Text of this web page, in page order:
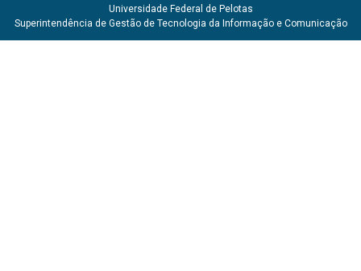
Universidade Federal de Pelotas
Superintendência de Gestão de Tecnologia da Informação e Comunicação